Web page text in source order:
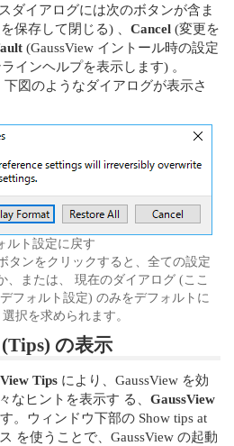
ダイアログには次のボタンが含ま
保存して閉じる) 、Cancel(変更を
(GaussView イントール時の設定
インヘルプを表示します) 。
図のようなダイアログが表示さ
ルト設定に戻す
タンをクリックすると、全ての設定
、または、 現在のダイアログ (ここ
フォルト設定) のみをデフォルトに
択を求められます。
の表示
Tips により、GaussView を効
なヒントを表示す る、GaussView
。ウィンドウ下部の Show tips at
を使うことで、GaussView の起動